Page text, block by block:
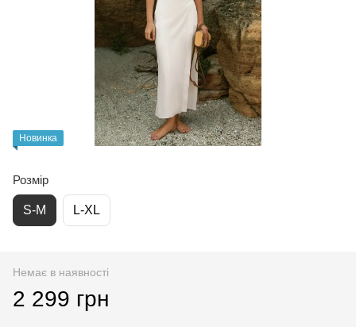
Новинка
Розмір
S-M L-XL
Немає в наявності
2 299 грн